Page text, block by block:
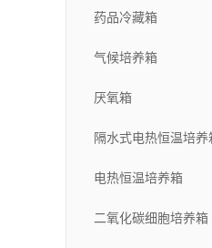
药品冷藏箱
气候培养箱
厌氧箱
隔水式电热恒温培养
电热恒温培养箱
二氧化碳细胞培养箱